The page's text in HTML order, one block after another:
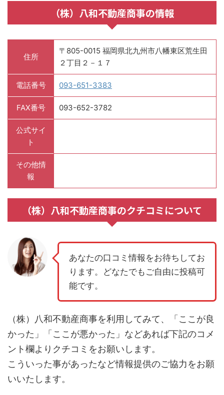
（株）八和不動産商事の情報
住所
〒805-0015 福岡県北九州市八幡東区荒生田
２丁目２－１７
電話番号 093-651-3383
FAX番号 093-652-3782
公式サイ
ト
その他情
報
（株）八和不動産商事のクチコミについて
あなたの口コミ情報をお待ちしてお
ります。どなたでもご自由に投稿可
能です。
（株）八和不動産商事を利用してみて、「ここが良
かった」「ここが悪かった」などあれば下記のコメ
ント欄よりクチコミをお願いします。
こういった事があったなど情報提供のご協力をお願
いいたします。